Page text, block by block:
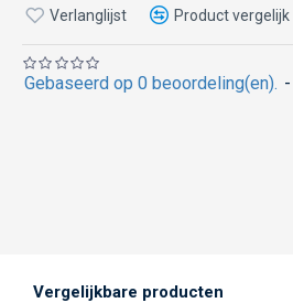
Gebaseerd op 0 beoordeling(en). -
Verlanglijst Product vergelijk
Vergelijkbare producten